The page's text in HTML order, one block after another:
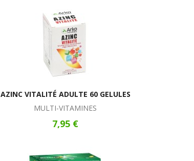
AZINC VITALITÉ ADULTE 60 GELULES
MULTI-VITAMINES
7,95 €